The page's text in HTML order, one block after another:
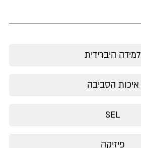
למידה היברידית
איכות הסביבה
SEL
פיזיקה